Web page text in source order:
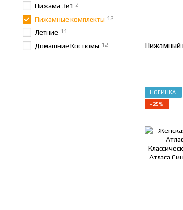
НОВИНКА
−25%
Пижама 3в1 2
Пижамные комплекты 12
Летние 11
Домашние Костюмы 12